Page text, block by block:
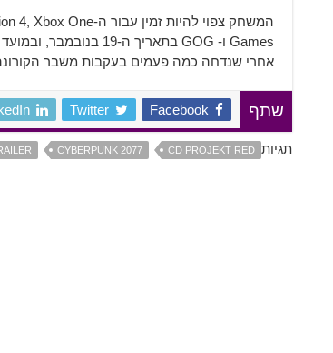
אחרי שנדחה כמה פעמים בעקבות משבר
שתף Facebook
Twitter
תגיות CD PROJEKT RED
CYBERPUNK 2077